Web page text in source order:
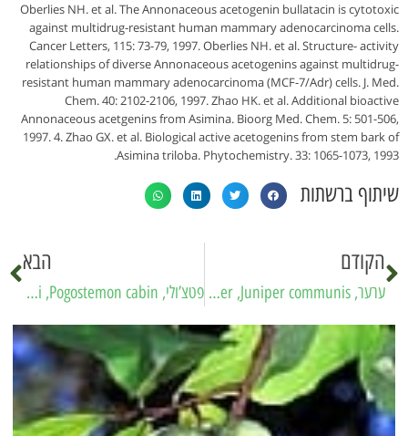
Oberlies NH. et al. The Annonaceous acetogenin bullatacin is cytotoxic
against multidrug-resistant human mammary adenocarcinoma cells.
Cancer Letters, 115: 73-79, 1997. Oberlies NH. et al. Structure- activity
relationships of diverse Annonaceous acetogenins against multidrug-
resistant human mammary adenocarcinoma (MCF-7/Adr) cells. J. Med.
Chem. 40: 2102-2106, 1997. Zhao HK. et al. Additional bioactive
Annonaceous acetgenins from Asimina. Bioorg Med. Chem. 5: 501-506,
1997. 4. Zhao GX. et al. Biological active acetogenins from stem bark of
Asimina triloba. Phytochemistry. 33: 1065-1073, 1993.
שיתוף ברשתות
הקודם
ערער, Common juniper ,Juniper communis
הבא
פטצ’ולי, Patchuli ,Pogostemon cabin